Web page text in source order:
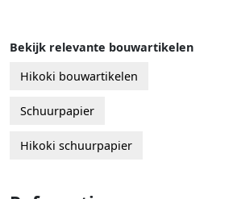
Bekijk relevante bouwartikelen
Hikoki bouwartikelen
Schuurpapier
Hikoki schuurpapier